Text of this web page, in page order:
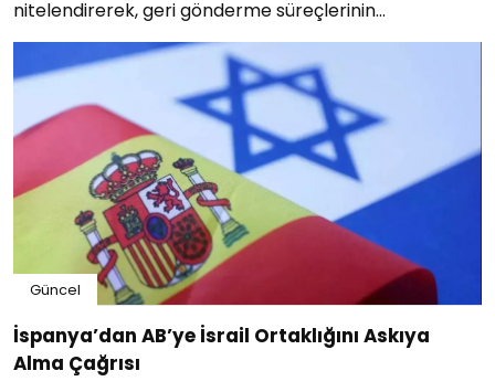
nitelendirerek, geri gönderme süreçlerinin
hızlandırıldığını ve bölgede güvenliğin artırıldığını
açıkladı.
Güncel
İspanya’dan AB’ye İsrail Ortaklığını Askıya
Alma Çağrısı